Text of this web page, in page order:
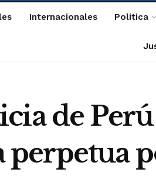
Internacionales Politica
de
perpetua